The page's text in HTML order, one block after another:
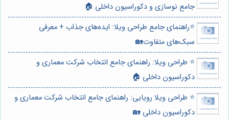
جامع نوسازی و دکوراسیون داخلی 🏠
⭐️راهنمای جامع طراحی ویلا: ایده‌های جذاب + معرفی
سبک‌های متفاوت🏡
⭐️ طراحی ویلا: راهنمای جامع انتخاب شرکت معماری و
دکوراسیون داخلی 🏠
⭐️ طراحی ویلا رویایی: راهنمای جامع انتخاب شرکت معماری و
دکوراسیون داخلی 🏡